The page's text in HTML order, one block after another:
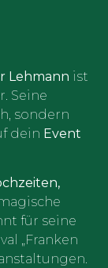
Lehmann ist
Seine
sondern
dein Event
für seine
„Franken